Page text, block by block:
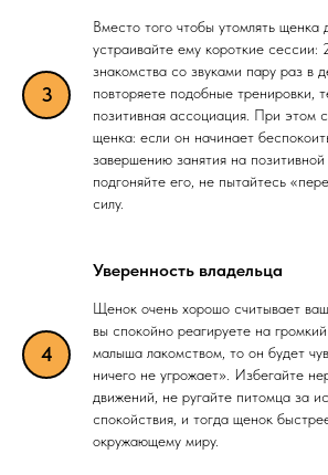
Вместо того чтобы утомлять щенка
устраивайте ему короткие сессии:
знакомства со звуками пару раз в
повторяете подобные тренировки,
позитивная ассоциация. При этом
щенка: если он начинает
завершению занятия на
подгоняйте его, не пытайтесь
силу.
Уверенность владельца
Щенок очень хорошо считывает
вы спокойно реагируете на
малыша лакомством, то он будет
ничего не угрожает». Избегайте
движений, не ругайте питомца за
спокойствия, и тогда щенок
окружающему миру.